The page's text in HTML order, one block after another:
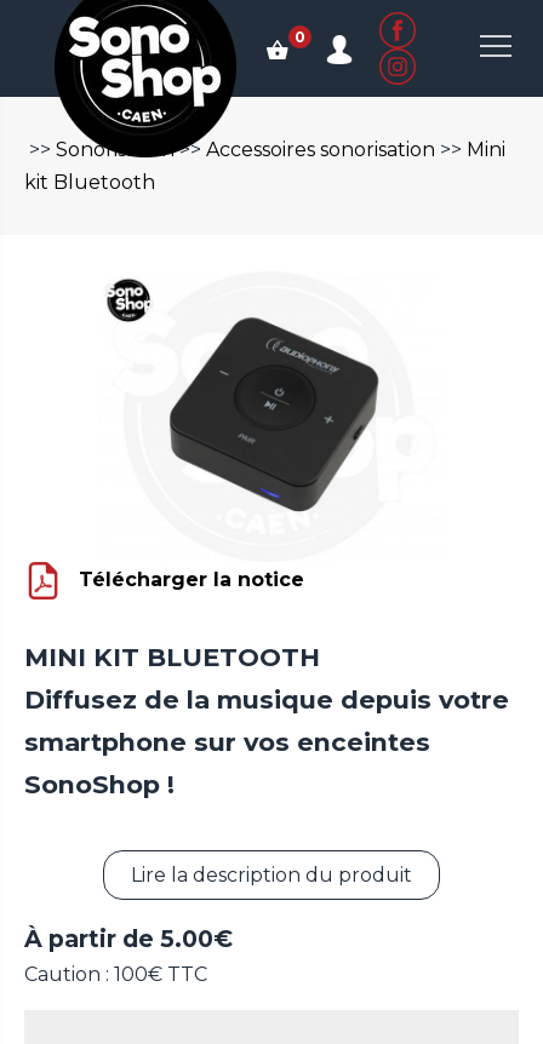
0
>> Sonorisation>> Accessoires sonorisation >> Mini
kit Bluetooth
Télécharger la notice
MINI KIT BLUETOOTH
Diffusez de la musique depuis votre
smartphone sur vos enceintes
SonoShop !
Lire la description du produit
À partir de 5.00€
Caution : 100€ TTC